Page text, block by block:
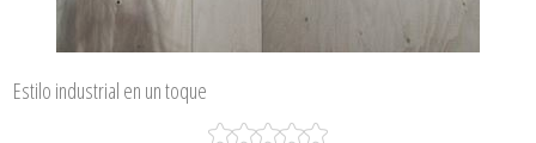
Estilo industrial en un toque